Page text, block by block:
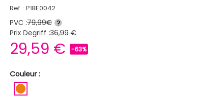
Ref. : P18E0042
PVC :79,99€ ?
Prix Degriff :36,99 €
29,59 € -63%
Couleur :